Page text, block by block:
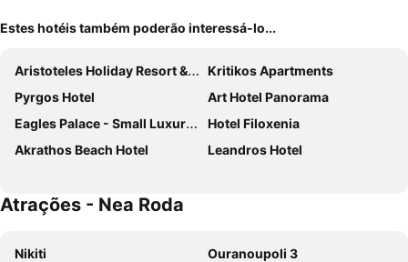
Estes hotéis também poderão interessá-lo...
Aristoteles Holiday Resort & Spa
Kritikos Apartments
Pyrgos Hotel
Art Hotel Panorama
Eagles Palace - Small Luxury Hotels of the World
Hotel Filoxenia
Akrathos Beach Hotel
Leandros Hotel
Atrações - Nea Roda
Nikiti
Ouranoupoli 3